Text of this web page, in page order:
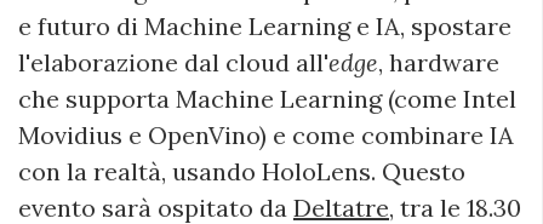
e futuro di Machine Learning e IA, spostare
l'elaborazione dal cloud all'edge, hardware
che supporta Machine Learning (come Intel
Movidius e OpenVino) e come combinare IA
con la realtà, usando HoloLens. Questo
evento sarà ospitato da Deltatre, tra le 18.30